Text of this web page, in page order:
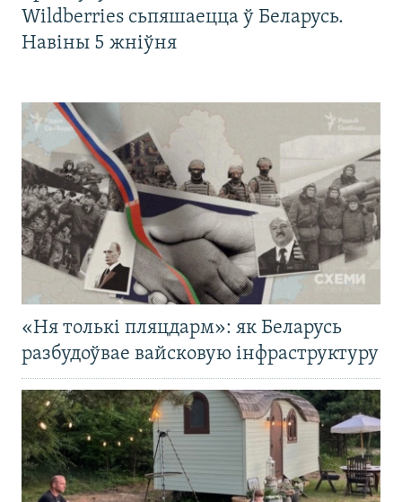
Wildberries сьпяшаецца ў Беларусь.
Навіны 5 жніўня
«Ня толькі пляцдарм»: як Беларусь
разбудоўвае вайсковую інфраструктуру